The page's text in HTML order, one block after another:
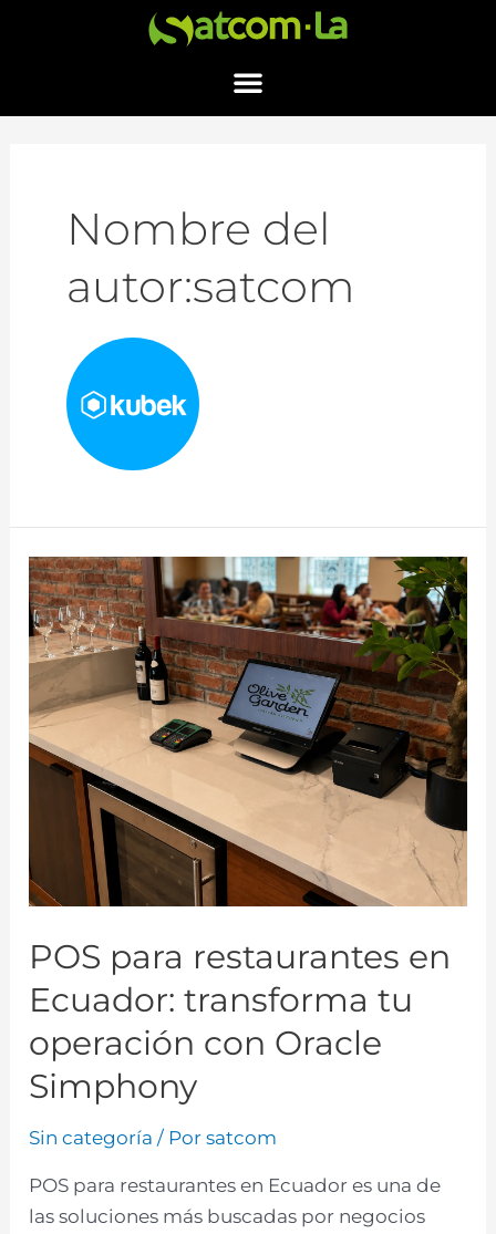
Nombre del
autor:satcom
POS para restaurantes en
Ecuador: transforma tu
operación con Oracle
Simphony
Sin categoría / Porsatcom
POS para restaurantes en Ecuador es una de
las soluciones más buscadas por negocios